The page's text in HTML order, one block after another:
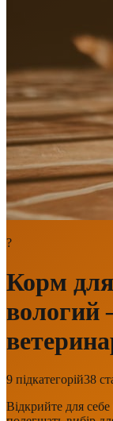
?
Корм
9 підкатегорій38
Відкрийте для себе